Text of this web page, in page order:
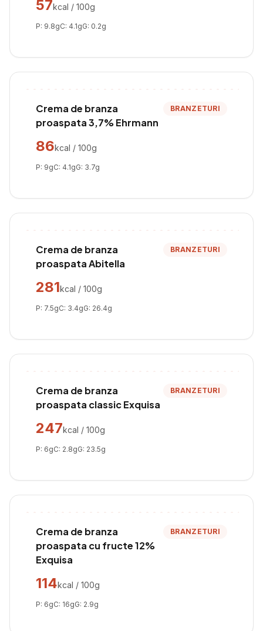
57kcal / 100g
P: 9.8gC: 4.1gG: 0.2g
Crema de branza
proaspata 3,7% Ehrmann
BRANZETURI
86kcal / 100g
P: 9gC: 4.1gG: 3.7g
Crema de branza
proaspata Abitella
BRANZETURI
281kcal / 100g
P: 7.5gC: 3.4gG: 26.4g
Crema de branza
proaspata classic Exquisa
BRANZETURI
247kcal / 100g
P: 6gC: 2.8gG: 23.5g
Crema de branza
proaspata cu fructe 12%
Exquisa
BRANZETURI
114kcal / 100g
P: 6gC: 16gG: 2.9g